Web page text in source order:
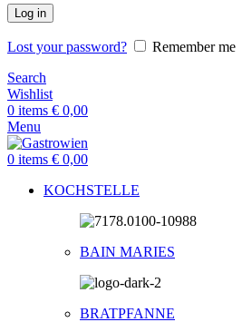
Log in
Lost your password?
Remember me
Search
Wishlist
0 items € 0,00
Menu
0 items € 0,00
KOCHSTELLE
BAIN MARIES
BRATPFANNE